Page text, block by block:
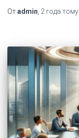
Отadmin 2 года тому